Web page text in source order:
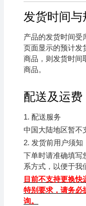
发货时间与
产品的发货时间受
页面显示的预计发
商品，则发货时间
商品。
配送及运费
1. 配送服务
中国大陆地区暂不
2. 发货前用户须知
下单时请准确填写
系方式，以便于我
目前不支持更换
特别要求，请务必
询。